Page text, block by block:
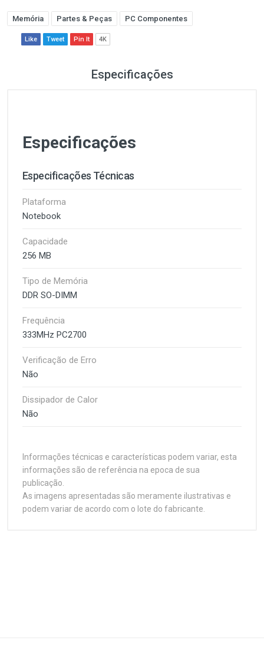
Memória Partes & Peças PC Componentes
Like Tweet Pin It 4K
Especificações
Especificações
Especificações Técnicas
Plataforma
Notebook
Capacidade
256 MB
Tipo de Memória
DDR SO-DIMM
Frequência
333MHz PC2700
Verificação de Erro
Não
Dissipador de Calor
Não
Informações técnicas e características podem variar, esta
informações são de referência na epoca de sua
publicação.
As imagens apresentadas são meramente ilustrativas e
podem variar de acordo com o lote do fabricante.